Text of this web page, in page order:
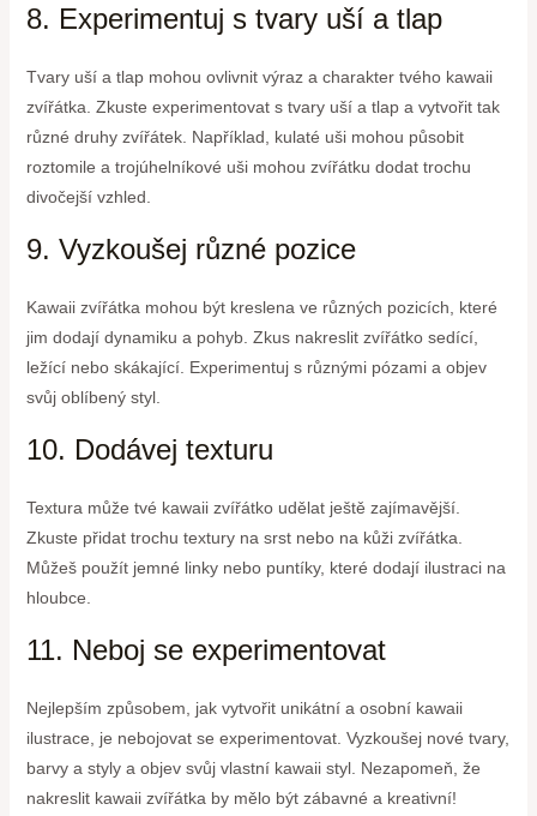
8. Experimentuj s tvary uší a tlap
Tvary uší a tlap mohou ovlivnit výraz a charakter tvého kawaii
zvířátka. Zkuste experimentovat s tvary uší a tlap a vytvořit tak
různé druhy zvířátek. Například, kulaté uši mohou působit
roztomile a trojúhelníkové uši mohou zvířátku dodat trochu
divočejší vzhled.
9. Vyzkoušej různé pozice
Kawaii zvířátka mohou být kreslena ve různých pozicích, které
jim dodají dynamiku a pohyb. Zkus nakreslit zvířátko sedící,
ležící nebo skákající. Experimentuj s různými pózami a objev
svůj oblíbený styl.
10. Dodávej texturu
Textura může tvé kawaii zvířátko udělat ještě zajímavější.
Zkuste přidat trochu textury na srst nebo na kůži zvířátka.
Můžeš použít jemné linky nebo puntíky, které dodají ilustraci na
hloubce.
11. Neboj se experimentovat
Nejlepším způsobem, jak vytvořit unikátní a osobní kawaii
ilustrace, je nebojovat se experimentovat. Vyzkoušej nové tvary,
barvy a styly a objev svůj vlastní kawaii styl. Nezapomeň, že
nakreslit kawaii zvířátka by mělo být zábavné a kreativní!